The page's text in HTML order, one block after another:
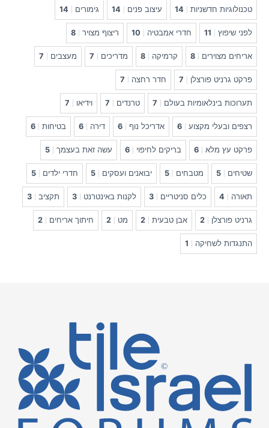
טכנולוגיות חדשניות 14 עיצוב פנים 14 גימורים 14
לפני שיפוץ 11 חדרי אמבטיה 10 ריצוף מצויר 8
אריחים מצוירים 8 קרמיקה 8 מדריכים 7 מעצבים 7
פרקט גרניט פורצלן 7 חדר רחצה 7
תערוכות בינלאומיות בעולם 7 טרנדים 7 וידיאו 7
רצפים ובעלי מקצוע 6 אדריכל נוף 6 דירה 6 בטיחות 6
פרקט עץ מלא 6 בריקים לחיפוי 6 עשה זאת בעצמך 5
שטיחים 5 מטבחים 5 יבואנים ועסקים 5 חדרי ילדים 5
תאורה 4 כלים סניטריים 3 לקנות באינטרנט 3 תקציב 3
גרניט פורצלן 2 אבן טבעית 2 מט 2 חיתוך אריחים 2
התנגדות לשחיקה 1